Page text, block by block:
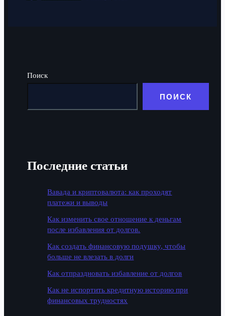
Поиск
ПОИСК
Последние статьи
Вавада и криптовалюта: как проходят
платежи и выводы
Как изменить свое отношение к деньгам
после избавления от долгов.
Как создать финансовую подушку, чтобы
больше не влезать в долги
Как отпраздновать избавление от долгов
Как не испортить кредитную историю при
финансовых трудностях